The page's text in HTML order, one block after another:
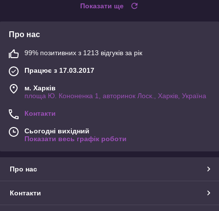
Показати ще
Про нас
99% позитивних з 1213 відгуків за рік
Працює з 17.03.2017
м. Харків
площа Ю. Кононенка 1, авторинок Лоск., Харків, Україна
Контакти
Сьогодні вихідний
Показати весь графік роботи
Про нас
Контакти